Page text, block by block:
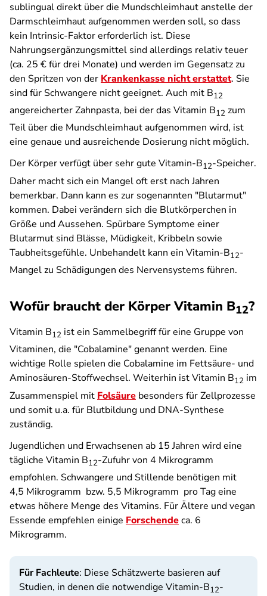
sublingual direkt über die Mundschleimhaut anstelle der
Darmschleimhaut aufgenommen werden soll, so dass
kein Intrinsic-Faktor erforderlich ist. Diese
Nahrungsergänzungsmittel sind allerdings relativ teuer
(ca. 25 € für drei Monate) und werden im Gegensatz zu
den Spritzen von der Krankenkasse nicht erstattet. Sie
sind für Schwangere nicht geeignet. Auch mit B12
angereicherter Zahnpasta, bei der das Vitamin B12 zum
Teil über die Mundschleimhaut aufgenommen wird, ist
eine genaue und ausreichende Dosierung nicht möglich.
Der Körper verfügt über sehr gute Vitamin-B12-Speicher.
Daher macht sich ein Mangel oft erst nach Jahren
bemerkbar. Dann kann es zur sogenannten "Blutarmut"
kommen. Dabei verändern sich die Blutkörperchen in
Größe und Aussehen. Spürbare Symptome einer
Blutarmut sind Blässe, Müdigkeit, Kribbeln sowie
Taubheitsgefühle. Unbehandelt kann ein Vitamin-B12-
Mangel zu Schädigungen des Nervensystems führen.
Wofür braucht der Körper Vitamin B12?
Vitamin B12 ist ein Sammelbegriff für eine Gruppe von
Vitaminen, die "Cobalamine" genannt werden. Eine
wichtige Rolle spielen die Cobalamine im Fettsäure- und
Aminosäuren-Stoffwechsel. Weiterhin ist Vitamin B12 im
Zusammenspiel mit Folsäure besonders für Zellprozesse
und somit u.a. für Blutbildung und DNA-Synthese
zuständig.
Jugendlichen und Erwachsenen ab 15 Jahren wird eine
tägliche Vitamin B12-Zufuhr von 4 Mikrogramm
empfohlen. Schwangere und Stillende benötigen mit
4,5 Mikrogramm bzw. 5,5 Mikrogramm pro Tag eine
etwas höhere Menge des Vitamins. Für Ältere und vegan
Essende empfehlen einige Forschendeca. 6
Mikrogramm.
Für Fachleute: Diese Schätzwerte basieren auf
Studien, in denen die notwendige Vitamin-B12-